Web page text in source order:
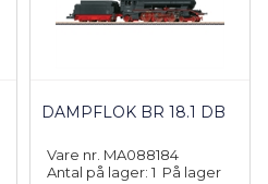
DAMPFLOK BR 18.1 DB
Vare nr. MA088184
Antal på lager: 1 På lager